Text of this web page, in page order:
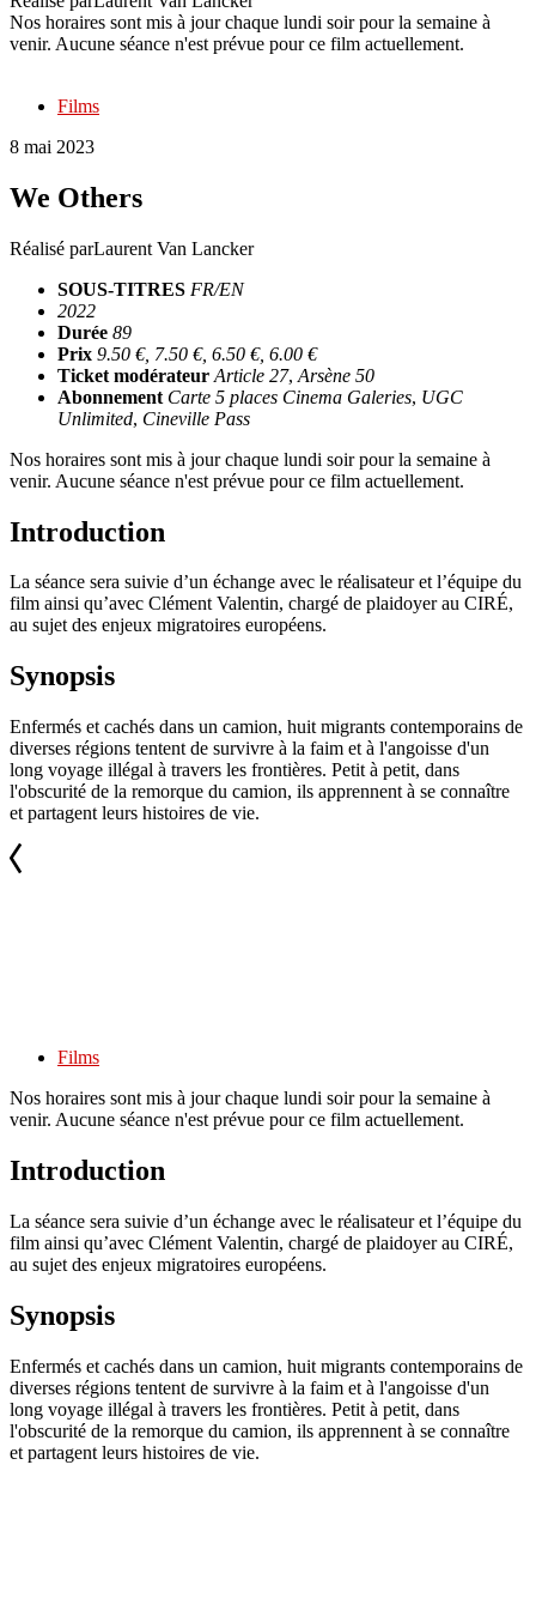
Nos horaires sont mis à jour chaque lundi soir pour la semaine à
venir. Aucune séance n'est prévue pour ce film actuellement.
Films
8 mai 2023
We Others
Réalisé parLaurent Van Lancker
SOUS-TITRES FR/EN
2022
Durée 89
Prix 9.50 €, 7.50 €, 6.50 €, 6.00 €
Ticket modérateur Article 27, Arsène 50
Abonnement Carte 5 places Cinema Galeries, UGC
Unlimited, Cineville Pass
Nos horaires sont mis à jour chaque lundi soir pour la semaine à
venir. Aucune séance n'est prévue pour ce film actuellement.
Introduction
La séance sera suivie d’un échange avec le réalisateur et l’équipe du
film ainsi qu’avec Clément Valentin, chargé de plaidoyer au CIRÉ,
au sujet des enjeux migratoires européens.
Synopsis
Enfermés et cachés dans un camion, huit migrants contemporains de
diverses régions tentent de survivre à la faim et à l'angoisse d'un
long voyage illégal à travers les frontières. Petit à petit, dans
l'obscurité de la remorque du camion, ils apprennent à se connaître
et partagent leurs histoires de vie.
Films
Nos horaires sont mis à jour chaque lundi soir pour la semaine à
venir. Aucune séance n'est prévue pour ce film actuellement.
Introduction
La séance sera suivie d’un échange avec le réalisateur et l’équipe du
film ainsi qu’avec Clément Valentin, chargé de plaidoyer au CIRÉ,
au sujet des enjeux migratoires européens.
Synopsis
Enfermés et cachés dans un camion, huit migrants contemporains de
diverses régions tentent de survivre à la faim et à l'angoisse d'un
long voyage illégal à travers les frontières. Petit à petit, dans
l'obscurité de la remorque du camion, ils apprennent à se connaître
et partagent leurs histoires de vie.